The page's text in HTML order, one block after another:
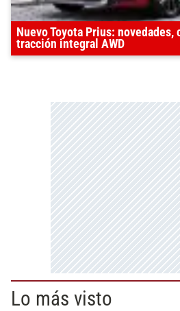
Nuevo Toyota Prius:
tracción integral AWD
Lo más visto